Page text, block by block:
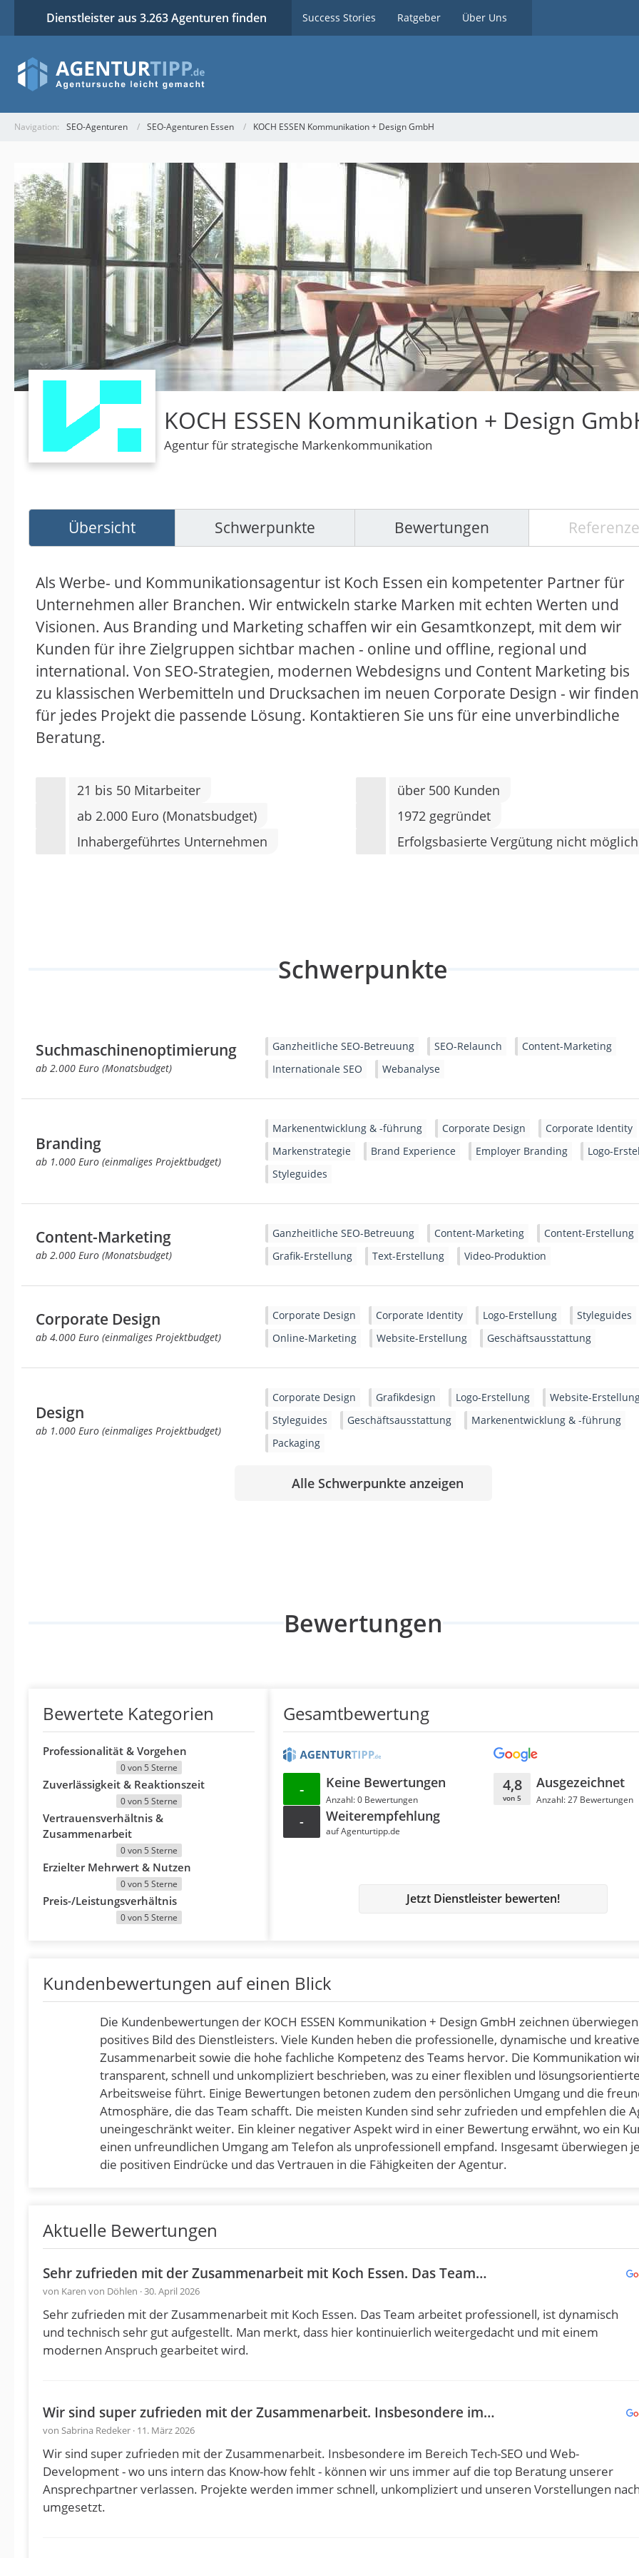
Dienstleister aus 3.263 Agenturen finden Success Stories Ratgeber Über Uns
Navigation: SEO-Agenturen SEO-Agenturen Essen KOCH ESSEN Kommunikation + Design GmbH
KOCH ESSEN Kommunikation + Design
Agentur für strategische Markenkommunikation
Übersicht Schwerpunkte Bewertungen
Als Werbe- und Kommunikationsagentur ist Koch Essen ein kompetenter Partner für
Unternehmen aller Branchen. Wir entwickeln starke Marken mit echten Werten und
Visionen. Aus Branding und Marketing schaffen wir ein Gesamtkonzept, mit dem wir
Kunden für ihre Zielgruppen sichtbar machen - online und offline, regional und
international. Von SEO-Strategien, modernen Webdesigns und Content Marketing bis
zu klassischen Werbemitteln und Drucksachen im neuen Corporate Design - wir finden
für jedes Projekt die passende Lösung. Kontaktieren Sie uns für eine unverbindliche
Beratung.
21 bis 50 Mitarbeiter
über 500 Kunden
ab 2.000 Euro (Monatsbudget)
1972 gegründet
Inhabergeführtes Unternehmen
Erfolgsbasierte Vergütung nicht möglich
Schwerpunkte
Suchmaschinenoptimierung
ab 2.000 Euro (Monatsbudget)
Ganzheitliche SEO-Betreuung SEO-Relaunch
Content-Marketing
Internationale SEO
Webanalyse
Branding
ab 1.000 Euro (einmaliges Projektbudget)
Markenentwicklung & -führung Corporate Design
Corporate Identity
Markenstrategie
Brand Experience Employer Branding
Logo-
Styleguides
Content-Marketing
ab 2.000 Euro (Monatsbudget)
Ganzheitliche SEO-Betreuung Content-Marketing
Content-Erstellung
Grafik-Erstellung
Text-Erstellung Video-Produktion
Corporate Design
ab 4.000 Euro (einmaliges Projektbudget)
Corporate Design Corporate Identity Logo-Erstellung
Styleguides
Online-Marketing
Website-Erstellung Geschäftsausstattung
Design
ab 1.000 Euro (einmaliges Projektbudget)
Corporate Design Grafikdesign Logo-Erstellung
Website-
Styleguides
Geschäftsausstattung
Markenentwicklung & -führung
Packaging
Alle Schwerpunkte anzeigen
Bewertungen
Bewertete Kategorien
Professionalität & Vorgehen
0 von 5 Sterne
Zuverlässigkeit & Reaktionszeit
0 von 5 Sterne
Vertrauensverhältnis &
Zusammenarbeit
0 von 5 Sterne
Erzielter Mehrwert & Nutzen
0 von 5 Sterne
Preis-/Leistungsverhältnis
0 von 5 Sterne
Gesamtbewertung
- Keine Bewertungen
Anzahl: 0 Bewertungen
- Weiterempfehlung
auf Agenturtipp.de
4,8
von 5
Ausgezeichnet
Anzahl: 27 Bewertungen
Jetzt Dienstleister bewerten!
Kundenbewertungen auf einen Blick
Die Kundenbewertungen der KOCH ESSEN Kommunikation + Design GmbH zeichnen
positives Bild des Dienstleisters. Viele Kunden heben die professionelle, dynamische und kreative
Zusammenarbeit sowie die hohe fachliche Kompetenz des Teams hervor. Die Kommunikation
transparent, schnell und unkompliziert beschrieben, was zu einer flexiblen und
Arbeitsweise führt. Einige Bewertungen betonen zudem den persönlichen Umgang und die
Atmosphäre, die das Team schafft. Die meisten Kunden sind sehr zufrieden und empfehlen die
uneingeschränkt weiter. Ein kleiner negativer Aspekt wird in einer Bewertung erwähnt, wo ein
einen unfreundlichen Umgang am Telefon als unprofessionell empfand. Insgesamt überwiegen
die positiven Eindrücke und das Vertrauen in die Fähigkeiten der Agentur.
Aktuelle Bewertungen
Sehr zufrieden mit der Zusammenarbeit mit Koch Essen. Das Team…
von Karen von Döhlen · 30. April 2026
Sehr zufrieden mit der Zusammenarbeit mit Koch Essen. Das Team arbeitet professionell, ist dynamisch
und technisch sehr gut aufgestellt. Man merkt, dass hier kontinuierlich weitergedacht und mit einem
modernen Anspruch gearbeitet wird.
Wir sind super zufrieden mit der Zusammenarbeit. Insbesondere im…
von Sabrina Redeker · 11. März 2026
Wir sind super zufrieden mit der Zusammenarbeit. Insbesondere im Bereich Tech-SEO und Web-
Development - wo uns intern das Know-how fehlt - können wir uns immer auf die top Beratung unserer
Ansprechpartner verlassen. Projekte werden immer schnell, unkompliziert und unseren Vorstellungen
umgesetzt.